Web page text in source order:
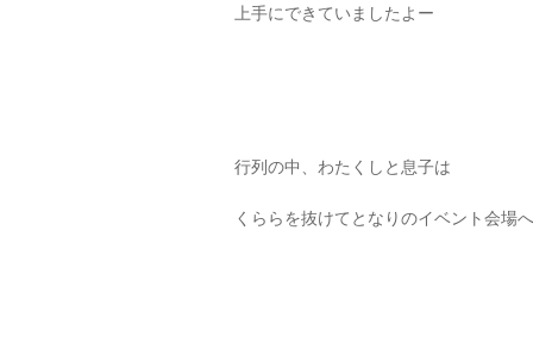
上手にできていましたよー
行列の中、わたくしと息子は
くららを抜けてとなりのイベント会場へ